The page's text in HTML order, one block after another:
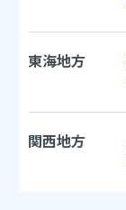
東海地方
関西地方